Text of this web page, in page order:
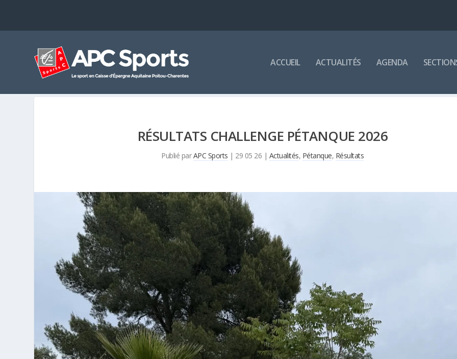
ACCUEIL ACTUALITÉS AGENDA
RÉSULTATS CHALLENGE PÉTANQUE 2026
Publié parAPC Sports | 29 05 26 | Actualités, Pétanque, Résultats